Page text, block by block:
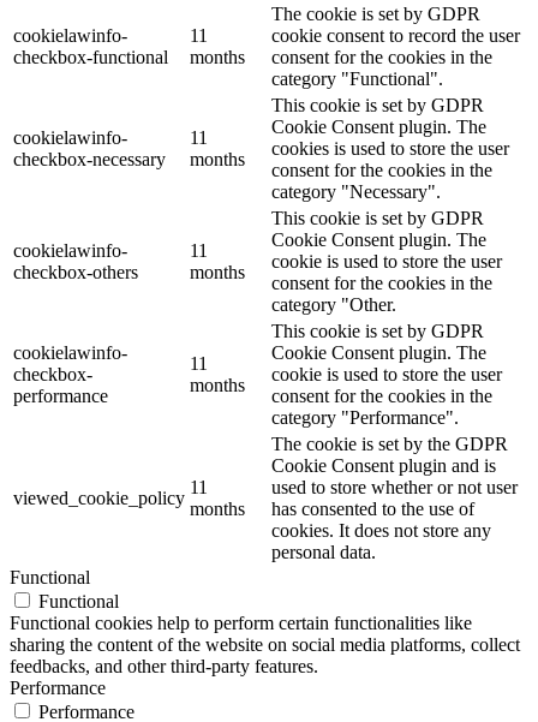
cookielawinfo-
checkbox-functional
11
months
The cookie is set by GDPR
cookie consent to record the user
consent for the cookies in the
category "Functional".
cookielawinfo-
checkbox-necessary
11
months
This cookie is set by GDPR
Cookie Consent plugin. The
cookies is used to store the user
consent for the cookies in the
category "Necessary".
cookielawinfo-
checkbox-others
11
months
This cookie is set by GDPR
Cookie Consent plugin. The
cookie is used to store the user
consent for the cookies in the
category "Other.
cookielawinfo-
checkbox-
performance
11
months
This cookie is set by GDPR
Cookie Consent plugin. The
cookie is used to store the user
consent for the cookies in the
category "Performance".
viewed_cookie_policy
11
months
The cookie is set by the GDPR
Cookie Consent plugin and is
used to store whether or not user
has consented to the use of
cookies. It does not store any
personal data.
Functional
Functional
Functional cookies help to perform certain functionalities like
sharing the content of the website on social media platforms, collect
feedbacks, and other third-party features.
Performance
Performance